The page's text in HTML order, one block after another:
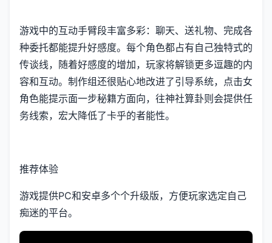
游戏中的​​互动手臂段丰富多彩​​：聊天、送礼物、完成各
种委托都能提升好感度。每个角色都占有自己独特式的
传谈线，随着好感度的增加，玩家将解锁更多逗趣的内
容和互动。制作组还很贴心地改进了引导系统，点击女
角色能提示面一步秘籍方面向，往神社算卦则会提供任
务线索，宏大降低了卡乎的者能性。
推荐体验
游戏提供PC和安卓多个个升级版，方便玩家选定自己
痴迷的平台。